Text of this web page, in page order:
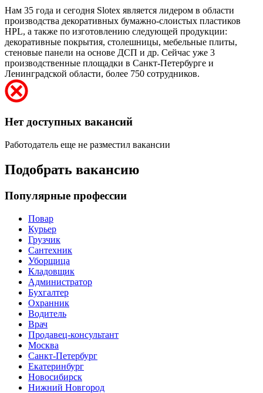
Нам 35 года и сегодня Slotex является лидером в области
производства декоративных бумажно-слоистых пластиков
HPL, а также по изготовлению следующей продукции:
декоративные покрытия, столешницы, мебельные плиты,
стеновые панели на основе ДСП и др. Сейчас уже 3
производственные площадки в Санкт-Петербурге и
Ленинградской области, более 750 сотрудников.
Нет доступных вакансий
Работодатель еще не разместил вакансии
Подобрать вакансию
Популярные профессии
Повар
Курьер
Грузчик
Сантехник
Уборщица
Кладовщик
Администратор
Бухгалтер
Охранник
Водитель
Врач
Продавец-консультант
Москва
Санкт-Петербург
Екатеринбург
Новосибирск
Нижний Новгород